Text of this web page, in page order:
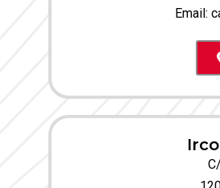
Email: